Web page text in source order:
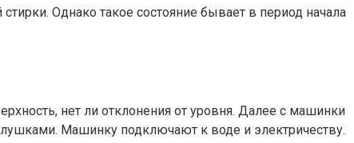
Однако такое состояние бывает в период начала
нет ли отклонения от уровня. Далее с машинки
Машинку подключают к воде и электричеству.